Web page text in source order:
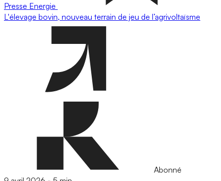
Presse Energie
L'élevage bovin, nouveau terrain de jeu de l’agrivoltaïsme
Abonné